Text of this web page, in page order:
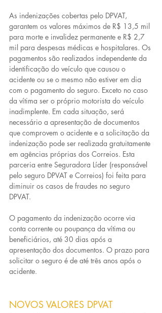
As indenizações cobertas pelo DPVAT,
garantem os valores máximos de R$ 13,5 mil
para morte e invalidez permanente e R$ 2,7
mil para despesas médicas e hospitalares. Os
pagamentos são realizados independente da
identificação do veículo que causou o
acidente ou se o mesmo não estiver em dia
com o pagamento do seguro. Exceto no caso
da vítima ser o próprio motorista do veículo
inadimplente. Em cada situação, será
necessário a apresentação de documentos
que comprovem o acidente e a solicitação da
indenização pode ser realizada gratuitamente
em agências próprias dos Correios. Esta
parceria entre Seguradora Líder (responsável
pelo seguro DPVAT e Correios) foi feita para
diminuir os casos de fraudes no seguro
DPVAT.
O pagamento da indenização ocorre via
conta corrente ou poupança da vítima ou
beneficiários, até 30 dias após a
apresentação dos documentos. O prazo para
solicitar o seguro é de até três anos após o
acidente.
NOVOS VALORES DPVAT